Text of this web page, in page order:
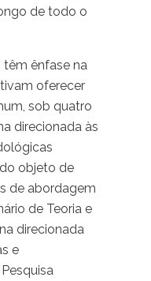
de todo o
têm ênfase na
oferecer
sob quatro
direcionada às
objeto de
de abordagem
de Teoria e
direcionada
e